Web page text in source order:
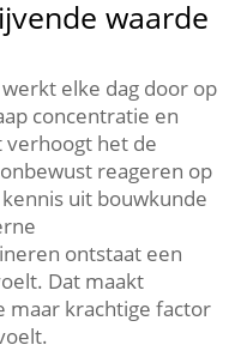
waarde
elke dag door op
concentratie en
verhoogt het de
reageren op
uit bouwkunde
ontstaat een
Dat maakt
maar krachtige factor